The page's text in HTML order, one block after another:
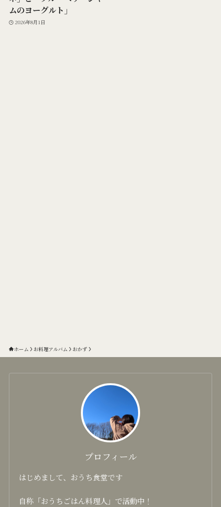
ムのヨーグルト」
2026年8月1日
ホーム お料理アルバム おかず
プロフィール
はじめまして、おうち食堂です
自称「おうちごはん料理人」で活動中！